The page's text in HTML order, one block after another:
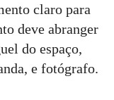
claro para
deve abranger
do espaço,
e fotógrafo.